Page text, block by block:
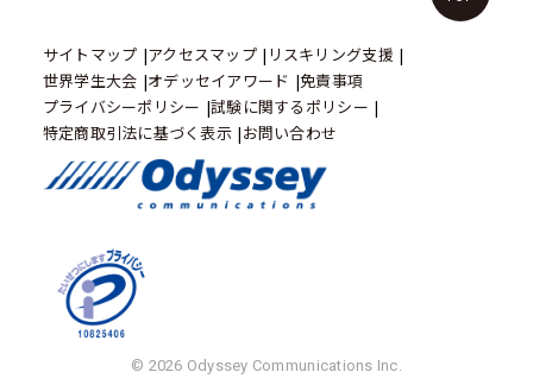
サイトマップ アクセスマップ
リスキリング支援
世界学生大会 オデッセイアワード 免責事項
プライバシーポリシー 試験に関するポリシー
特定商取引法に基づく表示 お問い合わせ
© 2026 Odyssey Communications Inc.